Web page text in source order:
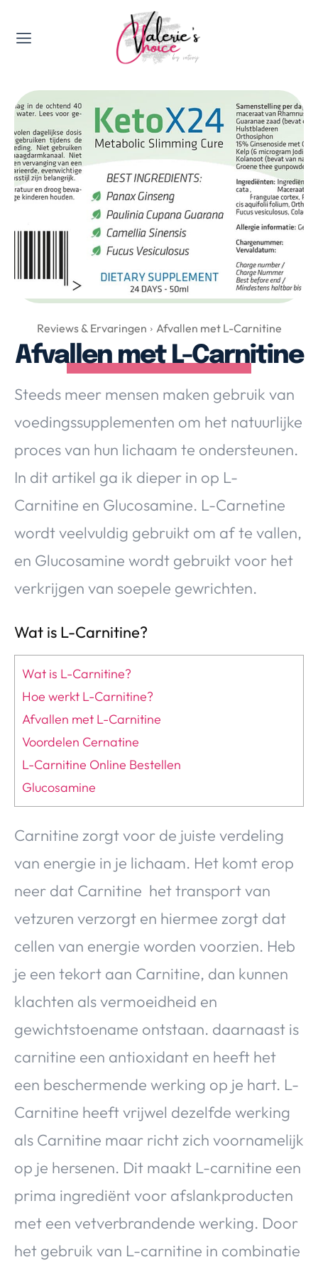
Valerie's Topics
Travel & Culture
Food & Drinks
Happyness & Opmerkelijk
Lifestyle, Sport & Duurzaamheid
Gadgets & Tech
Top 5 van Valerie
Health & Beauty
Huis & Tuin
Over Valerie
Over Valerie
De Top 5
Contact
VALERIE'S CHOICE
Food & Drinks Health & Beauty Gadgets
Huis & Tuin
Travel
Lifestyle
Reviews & Ervaringen Afvallen met L-Carnitine
Afvallen met L-Carnitine
Steeds meer mensen maken gebruik van
voedingssupplementen om het natuurlijke
proces van hun lichaam te ondersteunen.
In dit artikel ga ik dieper in op L-
Carnitine en Glucosamine. L-Carnetine
wordt veelvuldig gebruikt om af te vallen,
en Glucosamine wordt gebruikt voor het
verkrijgen van soepele gewrichten.
Wat is L-Carnitine?
Wat is L-Carnitine?
Hoe werkt L-Carnitine?
Afvallen met L-Carnitine
Voordelen Cernatine
L-Carnitine Online Bestellen
Glucosamine
Carnitine zorgt voor de juiste verdeling
van energie in je lichaam. Het komt erop
neer dat Carnitine het transport van
vetzuren verzorgt en hiermee zorgt dat
cellen van energie worden voorzien. Heb
je een tekort aan Carnitine, dan kunnen
klachten als vermoeidheid en
gewichtstoename ontstaan. daarnaast is
carnitine een antioxidant en heeft het
een beschermende werking op je hart. L-
Carnitine heeft vrijwel dezelfde werking
als Carnitine maar richt zich voornamelijk
op je hersenen. Dit maakt L-carnitine een
prima ingrediënt voor afslankproducten
met een vetverbrandende werking. Door
het gebruik van L-carnitine in combinatie